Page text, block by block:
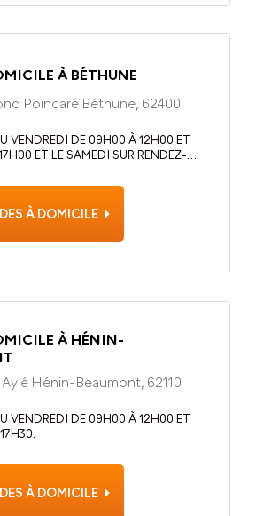
À BÉTHUNE
Poincaré Béthune, 62400
VENDREDI DE 09H00 À 12H00 ET
ET LE SAMEDI SUR RENDEZ-
À DOMICILE
À HÉNIN-
Hénin-Beaumont, 62110
VENDREDI DE 09H00 À 12H00 ET
À DOMICILE